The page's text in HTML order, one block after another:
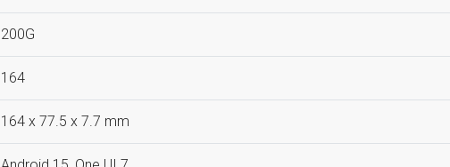
200G
164
164 x 77.5 x 7.7 mm